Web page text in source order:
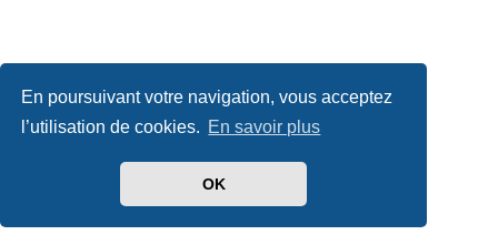
En poursuivant votre navigation, vous acceptez
l’utilisation de cookies. En savoir plus
OK